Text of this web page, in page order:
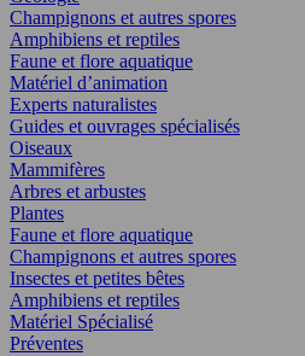
Champignons et autres spores
Amphibiens et reptiles
Faune et flore aquatique
Matériel d’animation
Experts naturalistes
Guides et ouvrages spécialisés
Oiseaux
Mammifères
Arbres et arbustes
Plantes
Faune et flore aquatique
Champignons et autres spores
Insectes et petites bêtes
Amphibiens et reptiles
Matériel Spécialisé
Préventes